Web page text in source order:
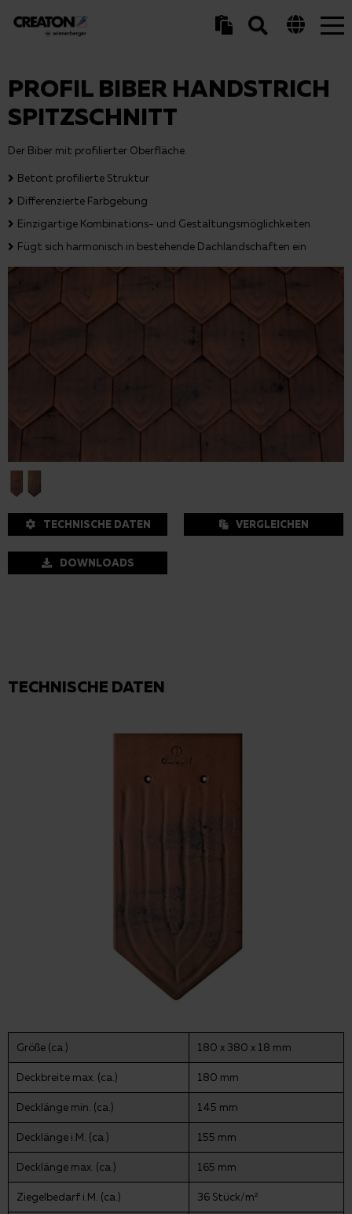
PROFIL BIBER HANDSTRICH
SPITZSCHNITT
Der Biber mit profilierter Oberfläche.
Betont profilierte Struktur
Differenzierte Farbgebung
Einzigartige Kombinations- und Gestaltungsmöglichkeiten
Fügt sich harmonisch in bestehende Dachlandschaften ein
TECHNISCHE DATEN VERGLEICHEN
DOWNLOADS
TECHNISCHE DATEN
Größe (ca.) 180 x 380 x 18 mm
Deckbreite max. (ca.) 180 mm
Decklänge min. (ca.) 145 mm
Decklänge i.M. (ca.) 155 mm
Decklänge max. (ca.) 165 mm
Ziegelbedarf i.M. (ca.) 36 Stück/m²